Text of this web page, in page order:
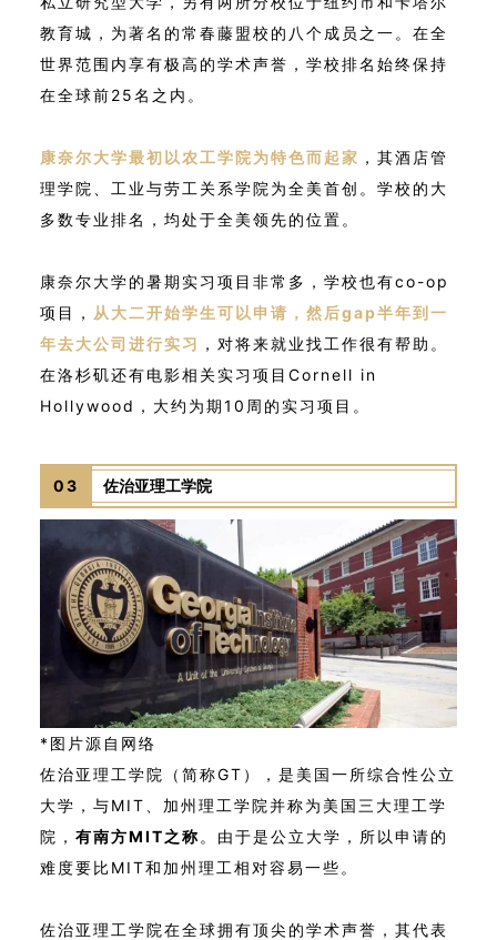
教育城，为著名的常春藤盟校的八个成员之一。在全
世界范围内享有极高的学术声誉，学校排名始终保持
在全球前25名之内。
康奈尔大学最初以农工学院为特色而起家 ，其酒店管
理学院、工业与劳工关系学院为全美首创。学校的大
多数专业排名，均处于全美领先的位置。
康奈尔大学的暑期实习项目非常多，学校也有co-op
项目， 从大二开始学生可以申请，然后gap半年到一
年去大公司进行实习 ，对将来就业找工作很有帮助。
在洛杉矶还有电影相关实习项目Cornell in
Hollywood，大约为期10周的实习项目。
03 佐治亚理工学院
*图片源自网络
佐治亚理工学院（简称GT），是美国一所综合性公立
大学，与MIT、加州理工学院并称为美国三大理工学
院， 有南方MIT之称 。由于是公立大学，所以申请的
难度要比MIT和加州理工相对容易一些。
佐治亚理工学院在全球拥有顶尖的学术声誉，其代表